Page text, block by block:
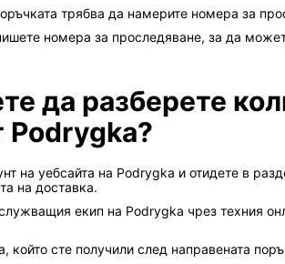
трябва да намерите номера за
номера за проследяване, за да
да разберете
Podrygka?
на уебсайта на Podrygka и отидете в
на доставка.
екип на Podrygka чрез техния
който сте получили след направената